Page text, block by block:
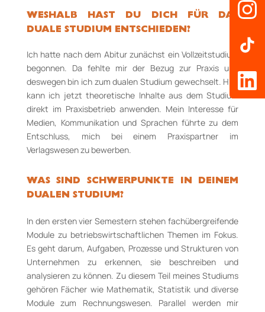
WESHALB HAST DU DICH FÜR DAS
DUALE STUDIUM ENTSCHIEDEN?
Ich hatte nach dem Abitur zunächst ein Vollzeitstudium
begonnen. Da fehlte mir der Bezug zur Praxis und
deswegen bin ich zum dualen Studium gewechselt. Hier
kann ich jetzt theoretische Inhalte aus dem Studium
direkt im Praxisbetrieb anwenden. Mein Interesse für
Medien, Kommunikation und Sprachen führte zu dem
Entschluss, mich bei einem Praxispartner im
Verlagswesen zu bewerben.
WAS SIND SCHWERPUNKTE IN DEINEM
DUALEN STUDIUM?
In den ersten vier Semestern stehen fachübergreifende
Module zu betriebswirtschaftlichen Themen im Fokus.
Es geht darum, Aufgaben, Prozesse und Strukturen von
Unternehmen zu erkennen, sie beschreiben und
analysieren zu können. Zu diesem Teil meines Studiums
gehören Fächer wie Mathematik, Statistik und diverse
Module zum Rechnungswesen. Parallel werden mir